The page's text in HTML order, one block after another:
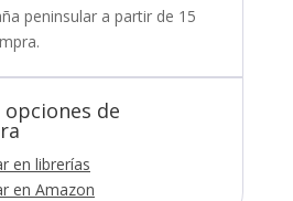
peninsular a partir de 15
de
en librerías
en Amazon